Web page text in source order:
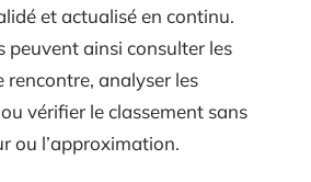
et actualisé en continu.
peuvent ainsi consulter les
rencontre, analyser les
vérifier le classement sans
ou l’approximation.